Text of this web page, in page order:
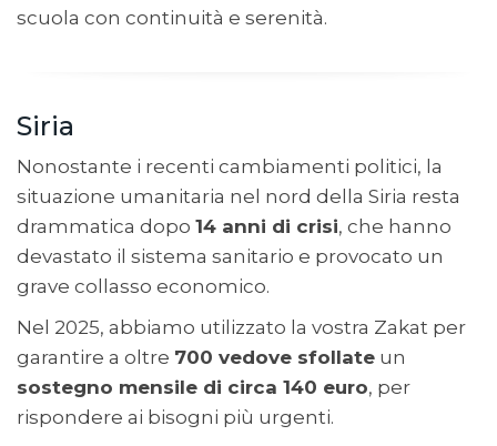
scuola con continuità e serenità.
Siria
Nonostante i recenti cambiamenti politici, la
situazione umanitaria nel nord della Siria resta
drammatica dopo 14 anni di crisi, che hanno
devastato il sistema sanitario e provocato un
grave collasso economico.
Nel 2025, abbiamo utilizzato la vostra Zakat per
garantire a oltre 700 vedove sfollate un
sostegno mensile di circa 140 euro, per
rispondere ai bisogni più urgenti.